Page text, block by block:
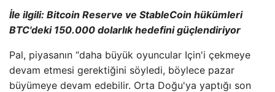
İle ilgili: Bitcoin Reserve ve StableCoin hükümleri
BTC'deki 150.000 dolarlık hedefini güçlendiriyor
Pal, piyasanın “daha büyük oyuncular Için'i çekmeye
devam etmesi gerektiğini söyledi, böylece pazar
büyümeye devam edebilir. Orta Doğu'ya yaptığı son